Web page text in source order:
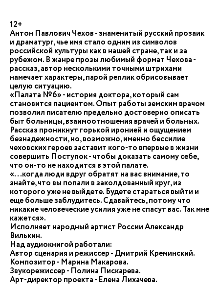
12+
Антон Павлович Чехов - знаменитый русский прозаик
и драматург, чье имя стало одним из символов
российской культуры как в нашей стране, так и за
рубежом. В жанре прозы любимый формат Чехова -
рассказ, автор несколькими точными штрихами
намечает характеры, парой реплик обрисовывает
целую ситуацию.
«Палата №6» - история доктора, который сам
становится пациентом. Опыт работы земским врачом
позволил писателю предельно достоверно описать
быт больницы, взаимоотношения врачей и больных.
Рассказ проникнут горькой иронией и ощущением
безнадежности, но, возможно, именно бессилие
чеховских героев заставит кого-то впервые в жизни
совершить Поступок - чтобы доказать самому себе,
что он-то не находится в этой палате.
«...когда люди вдруг обратят на вас внимание, то
знайте, что вы попали в заколдованный круг, из
которого уже не выйдете. Будете стараться выйти и
еще больше заблудитесь. Сдавайтесь, потому что
никакие человеческие усилия уже не спасут вас. Так мне
кажется».
Исполняет народный артист России Александр
Вилькин.
Над аудиокнигой работали:
Автор сценария и режиссер - Дмитрий Креминский.
Композитор - Марина Макарова.
Звукорежиссер - Полина Пискарева.
Арт-директор проекта - Елена Лихачева.